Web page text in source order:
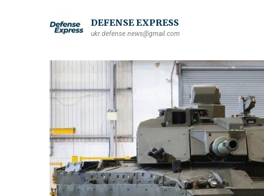
DEFENSE EXPRESS
ukr.defense.news@gmail.com